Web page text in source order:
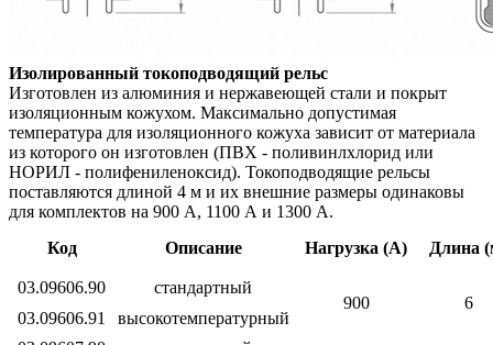
Изолированный токоподводящий рельс
Изготовлен из алюминия и нержавеющей стали и покрыт
изоляционным кожухом. Максимально допустимая
температура для изоляционного кожуха зависит от материала
из которого он изготовлен (ПВХ - поливинлхлорид или
НОРИЛ - полифениленоксид). Токоподводящие рельсы
поставляются длиной 4 м и их внешние размеры одинаковы
для комплектов на 900 А, 1100 А и 1300 А.
Код
Описание Нагрузка (А) Длина
03.09606.90
стандартный
900
6
03.09606.91
высокотемпературный